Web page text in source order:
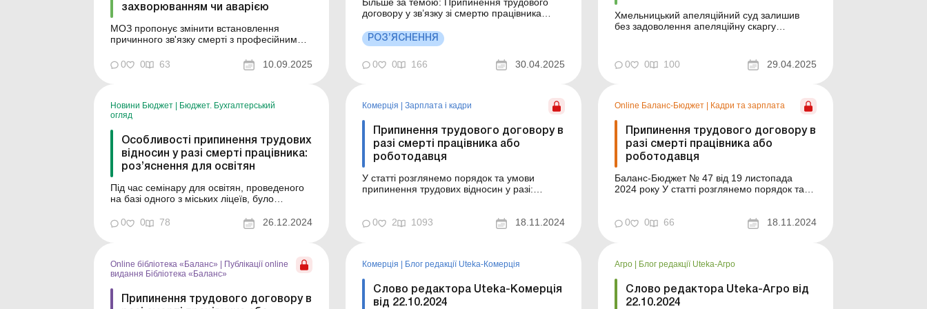
захворюванням чи аварією
МОЗ пропонує змінити встановлення
причинного зв'язку смерті з професійним
проєкт наказу. Більше за темою: Смерть
єдиного засновника фермерського
смерті працівника або роботодавця МОЗ ...
0 0 63 10.09.2025
договору у зв’язку зі смертю працівника
господарства: як функціонувати надалі?
Законодавство передбачає припинення
трудового договору у зв’язку зі смертю
працівника, визнанням його судом безвісно
РОЗ’ЯСНЕННЯ
0 0 166 30.04.2025
Хмельницький апеляційний суд залишив
без задоволення апеляційну скаргу
обвинуваченому у порушенні правил
безпеки під час виконання робіт з
версією слідства, 1...
0 0 100 29.04.2025
Новини Бюджет
Бюджет. Бухгалтерський
огляд
Особливості припинення трудових
відносин у разі смерті працівника:
роз’яснення для освітян
Під час семінару для освітян, проведеного
на базі одного з міських ліцеїв, було
наказу про припинення трудового договору
у випадку смерті працівника. Інспектори
року, після набуття...
0 0 78 26.12.2024
Комерція Зарплата і кадри
Припинення трудового договору в
разі смерті працівника або
роботодавця
У статті розглянемо порядок та умови
припинення трудових відносин у разі:
визнання такої фізичної особи безвісно
0 2 1093 18.11.2024
Online Баланс-Бюджет Кадри та зарплата
Припинення трудового договору в
разі смерті працівника або
роботодавця
Баланс-Бюджет № 47 від 19 листопада
2024 року У статті розглянемо порядок та
набрання законної сили рішенням суду про
0 0 66 18.11.2024
Online бібліотека «Баланс» | Публікації online
видання Бібліотека «Баланс»
Припинення трудового договору в
Комерція | Блог редакції Uteka-Комерція
Слово редактора Uteka-Комерція
від 22.10.2024
Агро | Блог редакції Uteka-Агро
Слово редактора Uteka-Агро від
22.10.2024